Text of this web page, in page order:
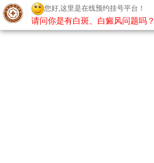
您好,这里是在线预约挂号平台！
请问你是有白斑、白癜风问题吗？